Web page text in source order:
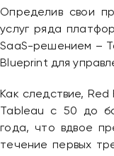
Определив свои
услуг ряда
SaaS-решением –
Blueprint для
Как следствие,
Tableau с 50 до
года, что вдвое
течение первых